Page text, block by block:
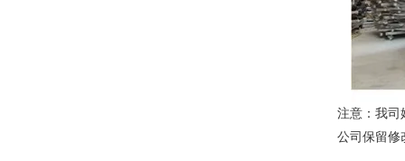
注意：我司
公司保留修